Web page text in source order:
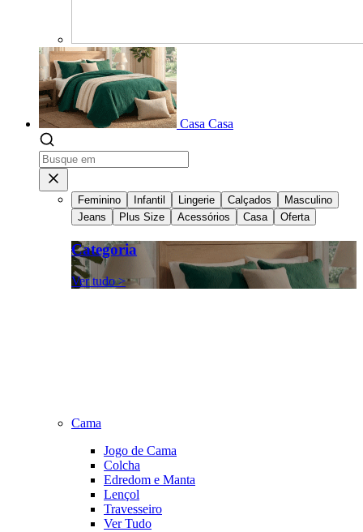
Casa Casa
Feminino Infantil Lingerie Calçados
Masculino
Jeans
Plus Size Acessórios Casa Oferta
Categoria
Ver tudo >
Cama
Jogo de Cama
Colcha
Edredom e Manta
Lençol
Travesseiro
Ver Tudo